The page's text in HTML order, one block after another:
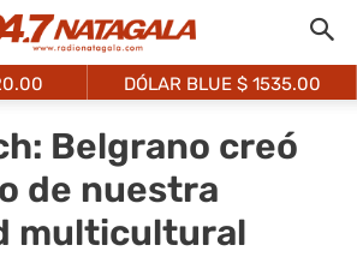
DÓLAR BLUE $ 1535.00
Belgrano creó
de nuestra
multicultural